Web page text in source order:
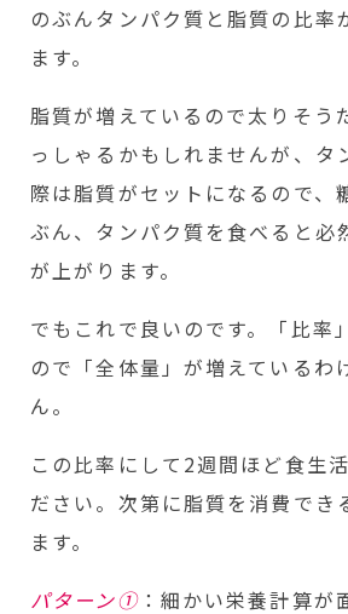
のぶんタンパク質と脂質の比率
ます。
脂質が増えているので太りそう
っしゃるかもしれませんが、タ
際は脂質がセットになるので、
ぶん、タンパク質を食べると必
が上がります。
でもこれで良いのです。「比率
ので「全体量」が増えているわ
ん。
この比率にして2週間ほど食生
ださい。次第に脂質を消費でき
ます。
パターン①：細かい栄養計算が